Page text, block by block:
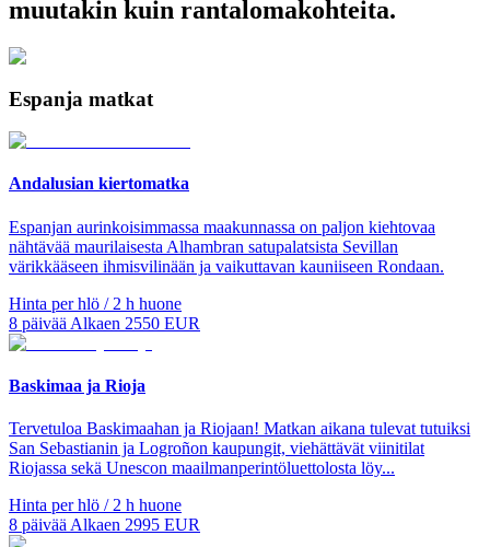
muutakin kuin rantalomakohteita.
Espanja matkat
Andalusian kiertomatka
Espanjan aurinkoisimmassa maakunnassa on paljon kiehtovaa
nähtävää maurilaisesta Alhambran satupalatsista Sevillan
värikkääseen ihmisvilinään ja vaikuttavan kauniiseen Rondaan.
Hinta per hlö / 2 h huone
8 päivää Alkaen 2550 EUR
Baskimaa ja Rioja
Tervetuloa Baskimaahan ja Riojaan! Matkan aikana tulevat tutuiksi
San Sebastianin ja Logroñon kaupungit, viehättävät viinitilat
Riojassa sekä Unescon maailmanperintöluettolosta löy...
Hinta per hlö / 2 h huone
8 päivää Alkaen 2995 EUR